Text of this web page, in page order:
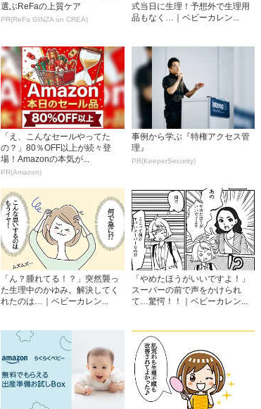
選ぶReFaの上質ケア
PR(ReFa GINZA on CREA)
式当日に生理！予想外で生理用
品もなく…｜ベビーカレン...
「え、こんなセールやってた
の？」80％OFF以上が続々登
場！Amazonの本気が...
PR(Amazon)
事例から学ぶ『特権アクセス管
理』
PR(KeeperSecurity)
「ん？腫れてる！？」突然襲っ
た生理中のかゆみ。解決してく
れたのは…｜ベビーカレン...
「やめたほうがいいですよ！」
スーパーの前で声をかけられ
て…驚愕！！｜ベビーカレン...